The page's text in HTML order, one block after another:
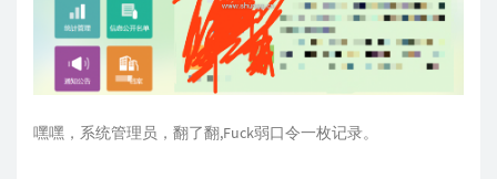
嘿嘿，系统管理员，翻了翻,Fuck弱口令一枚记录。